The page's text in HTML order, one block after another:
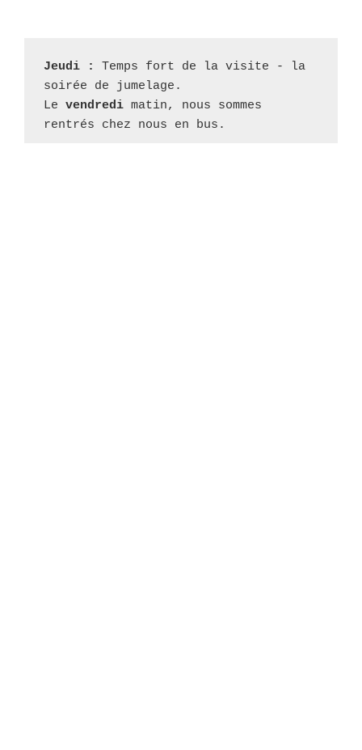
Jeudi : Temps fort de la visite - la
soirée de jumelage.
Le vendredi matin, nous sommes
rentrés chez nous en bus.